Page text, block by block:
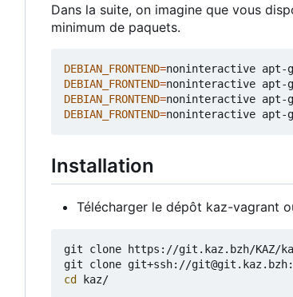
Dans la suite, on imagine que vous
minimum de paquets.
DEBIAN_FRONTEND=
DEBIAN_FRONTEND=
DEBIAN_FRONTEND=
DEBIAN_FRONTEND=
Installation
Télécharger le dépôt kaz-vagrant
git clone https://git.kaz.bzh/KAZ/
git clone git+ssh://
cd